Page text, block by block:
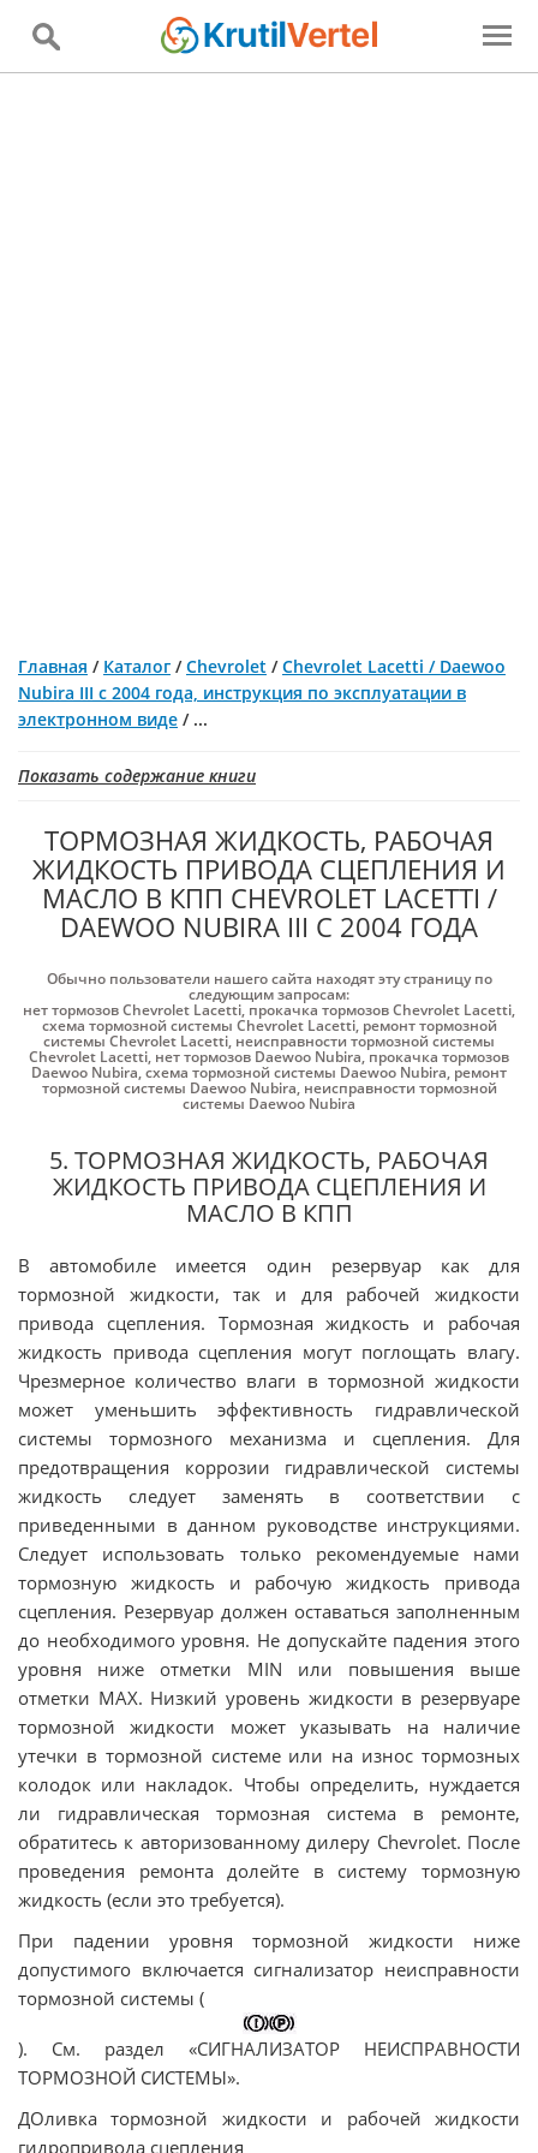
Главная / Каталог /Chevrolet /Chevrolet Lacetti / Daewoo
Nubira III с 2004 года, инструкция по эксплуатации в
электронном виде / ...
Показать содержание книги
ТОРМОЗНАЯ ЖИДКОСТЬ, РАБОЧАЯ
ЖИДКОСТЬ ПРИВОДА СЦЕПЛЕНИЯ И
МАСЛО В КПП CHEVROLET LACETTI /
DAEWOO NUBIRA III С 2004 ГОДА
Обычно пользователи нашего сайта находят эту страницу по
следующим запросам:
нет тормозов Chevrolet Lacetti, прокачка тормозов Chevrolet Lacetti,
схема тормозной системы Chevrolet Lacetti, ремонт тормозной
системы Chevrolet Lacetti, неисправности тормозной системы
Chevrolet Lacetti, нет тормозов Daewoo Nubira,прокачка тормозов
Daewoo Nubira,схема тормозной системы Daewoo Nubira, ремонт
тормозной системы Daewoo Nubira, неисправности тормозной
системы Daewoo Nubira
5. ТОРМОЗНАЯ ЖИДКОСТЬ, РАБОЧАЯ
ЖИДКОСТЬ ПРИВОДА СЦЕПЛЕНИЯ И
МАСЛО В КПП
В автомобиле имеется один резервуар как для
тормозной жидкости, так и для рабочей жидкости
привода сцепления. Тормозная жидкость и рабочая
жидкость привода сцепления могут поглощать влагу.
Чрезмерное количество влаги в тормозной жидкости
может уменьшить эффективность гидравлической
системы тормозного механизма и сцепления. Для
предотвращения коррозии гидравлической системы
жидкость следует заменять в соответствии с
приведенными в данном руководстве инструкциями.
Следует использовать только рекомендуемые нами
тормозную жидкость и рабочую жидкость привода
сцепления. Резервуар должен оставаться заполненным
до необходимого уровня. Не допускайте падения этого
уровня ниже отметки MIN или повышения выше
отметки МАХ. Низкий уровень жидкости в резервуаре
тормозной жидкости может указывать на наличие
утечки в тормозной системе или на износ тормозных
колодок или накладок. Чтобы определить, нуждается
ли гидравлическая тормозная система в ремонте,
обратитесь к авторизованному дилеру Chevrolet. После
проведения ремонта долейте в систему тормозную
жидкость (если это требуется).
При падении уровня тормозной жидкости ниже
допустимого включается сигнализатор неисправности
тормозной системы (
). См. раздел «СИГНАЛИЗАТОР НЕИСПРАВНОСТИ
ТОРМОЗНОЙ СИСТЕМЫ».
ДОливка тормозной жидкости и рабочей жидкости
гидропривода сцепления